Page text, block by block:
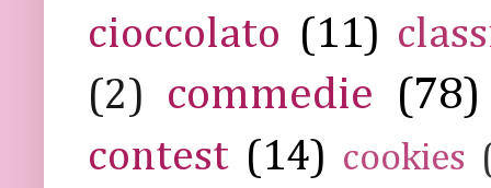
cioccolato (11)
(2)
commedie (78)
contest (14) cookies